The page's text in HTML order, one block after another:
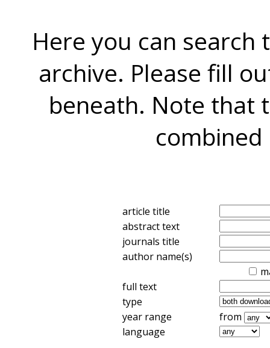
Here you can search
archive. Please fill
beneath. Note that
combined
article title
abstract text
journals title
author name(s)
full text
type
year range
from
language